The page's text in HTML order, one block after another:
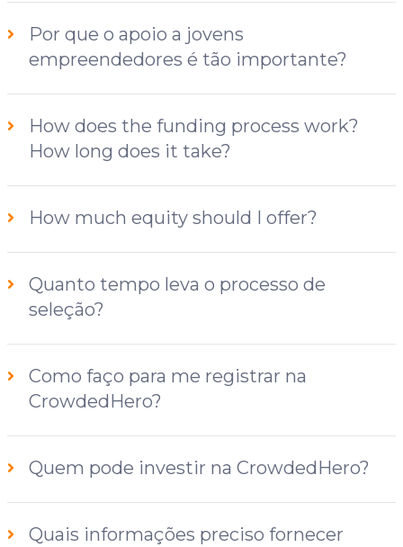
Por que o apoio a jovens
empreendedores é tão importante?
How does the funding process work?
How long does it take?
How much equity should I offer?
Quanto tempo leva o processo de
seleção?
Como faço para me registrar na
CrowdedHero?
Quem pode investir na CrowdedHero?
Quais informações preciso fornecer